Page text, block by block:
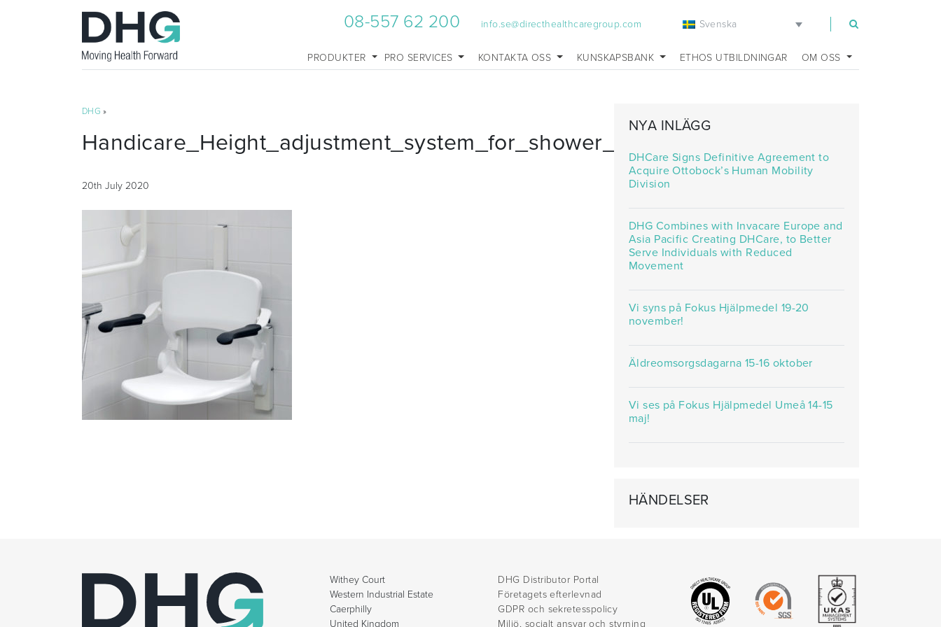
08-557 62 200 info.se@directhealthcaregroup.com Svenska
PRODUKTER PRO SERVICES KONTAKTA OSS KUNSKAPSBANK ETHOS UTBILDNINGAR OM OSS
DHG »
Handicare_Height_adjustment_system_for_shower_seats_environment
20th July 2020
NYA INLÄGG
DHCare Signs Definitive Agreement to
Acquire Ottobock’s Human Mobility
Division
DHG Combines with Invacare Europe and
Asia Pacific Creating DHCare, to Better
Serve Individuals with Reduced
Movement
Vi syns på Fokus Hjälpmedel 19-20
november!
Äldreomsorgsdagarna 15-16 oktober
Vi ses på Fokus Hjälpmedel Umeå 14-15
maj!
HÄNDELSER
Withey Court
Western Industrial Estate
Caerphilly
United Kingdom
DHG Distributor Portal
Företagets efterlevnad
GDPR och sekretesspolicy
Miljö, socialt ansvar och styrning